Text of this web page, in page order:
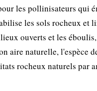
les pollinisateurs qui
les sols rocheux
ouverts et les
aire naturelle, l'espèce
rocheux naturels par